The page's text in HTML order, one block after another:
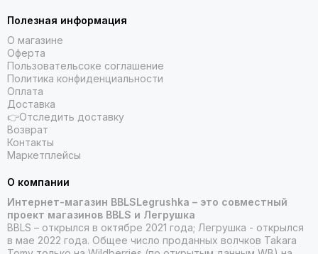
Полезная информация
О магазине
Оферта
Пользовательсоке соглашение
Политика конфиденциальности
Оплата
Доставка
👉Отследить доставку
Возврат
Контакты
Маркетплейсы
О компании
Интернет-магазин BBLSLegrushka – это совместный
проект магазинов BBLS и Легрушка
BBLS – открылся в октябре 2021 года; Легрушка - открылся
в мае 2022 года. Общее число проданных волчков Takara